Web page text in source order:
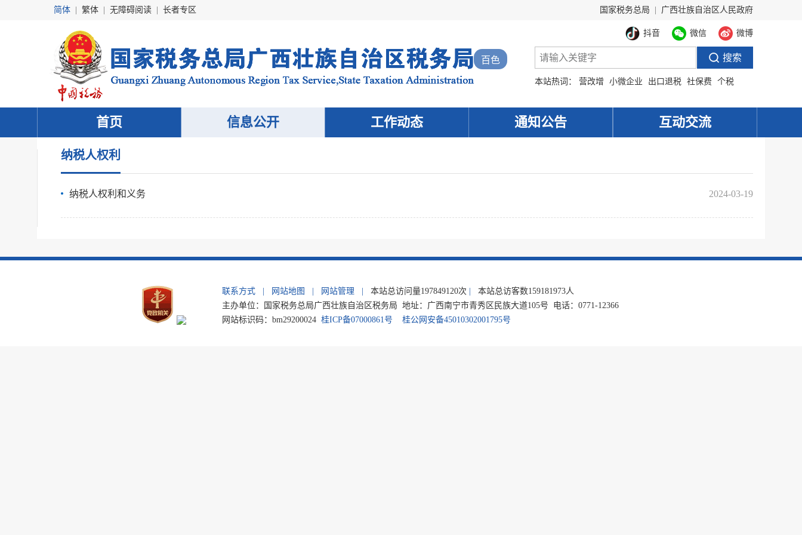
简体 繁体 无障碍阅读 长者专区 国家税务总局 广西壮族自治区人民政府
百色
抖音 微信 微博
本站热词： 营改增 小微企业 出口退税 社保费 个税
首页 信息公开 工作动态 通知公告 互动交流
纳税人权利
2024-03-19
纳税人权利和义务
联系方式 网站地图 网站管理 本站总访问量197849120次 本站总访客数159181973人
主办单位：国家税务总局广西壮族自治区税务局 地址：广西南宁市青秀区民族大道105号 电话：0771-12366
网站标识码：bm29200024 桂ICP备07000861号 桂公网安备45010302001795号